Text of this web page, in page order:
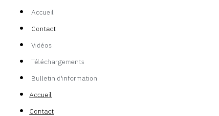
Accueil
Contact
Vidéos
Téléchargements
Bulletin d'information
Accueil
Contact